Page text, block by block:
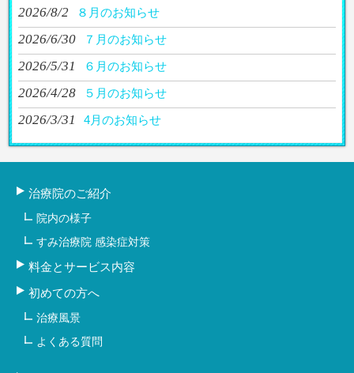
2026/8/2 ８月のお知らせ
2026/6/30 ７月のお知らせ
2026/5/31 ６月のお知らせ
2026/4/28 ５月のお知らせ
2026/3/31 4月のお知らせ
治療院のご紹介
院内の様子
すみ治療院 感染症対策
料金とサービス内容
初めての方へ
治療風景
よくある質問